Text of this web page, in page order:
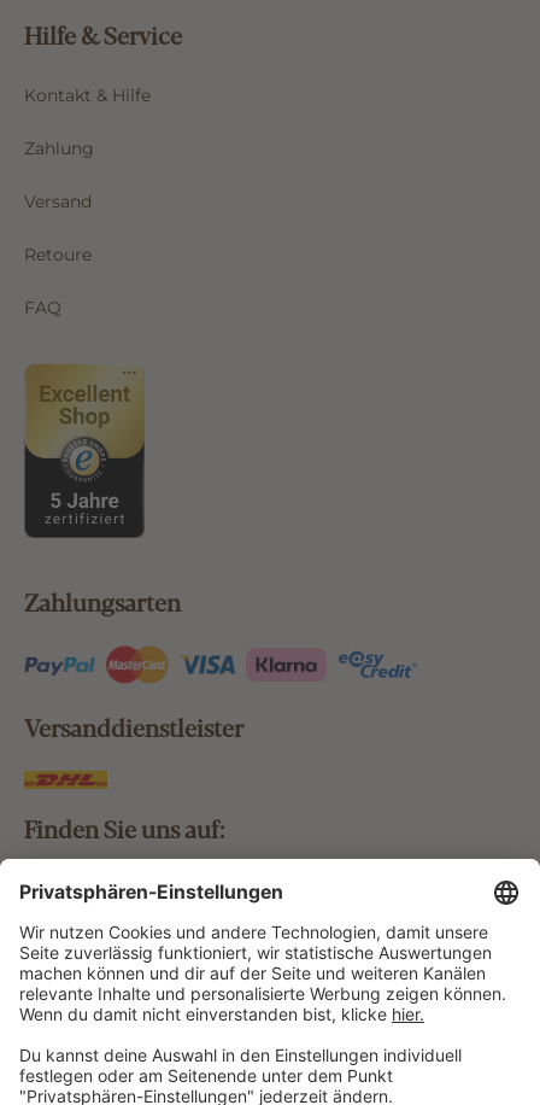
Hilfe & Service
Kontakt & Hilfe
Zahlung
Versand
Retoure
FAQ
Zahlungsarten
Versanddienstleister
Finden Sie uns auf:
Bestellung widerrufen
Vertrag widerrufen